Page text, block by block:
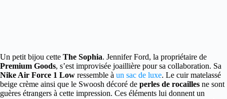
Un petit bijou cette The Sophia. Jennifer Ford, la propriétaire de
Premium Goods, s’est improvisée joaillière pour sa collaboration. Sa
Nike Air Force 1 Low ressemble à un sac de luxe. Le cuir matelassé
beige crème ainsi que le Swoosh décoré de perles de rocailles ne sont
guères étrangers à cette impression. Ces éléments lui donnent un